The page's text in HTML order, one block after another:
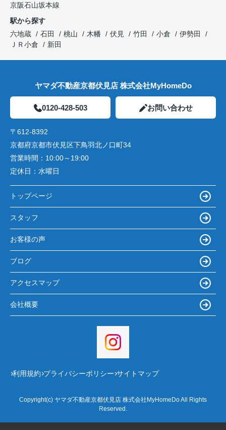
京阪石山坂本線
駅から探す
六地蔵
石田 桃山 木幡 伏見 竹田 小倉
伊勢田
ＪＲ小倉
新田
ヤマダ不動産京都伏見店 株式会社MyHomeDo
0120-428-503 お問い合わせ
〒612-8392
京都府京都市伏見区下鳥羽北ノ口町34
営業時間： 10:00～19:00
定休日： 水曜日
トップページ
スタッフ
お客様の声
ブログ
アクセスマップ
会社概要
利用規約 プライバシーポリシー サイトマップ
Copyright(c) ヤマダ不動産京都伏見店 株式会社MyHomeDo All Rights
Reserved.